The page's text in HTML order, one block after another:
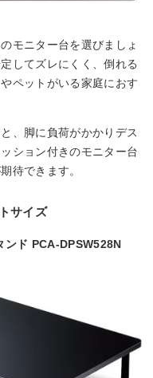
モニター台を選びましょ
してズレにくく、倒れる
ペットがいる家庭におす
、脚に負荷がかかりデス
ション付きのモニター台
待できます。
サイズ
ンド PCA-DPSW528N